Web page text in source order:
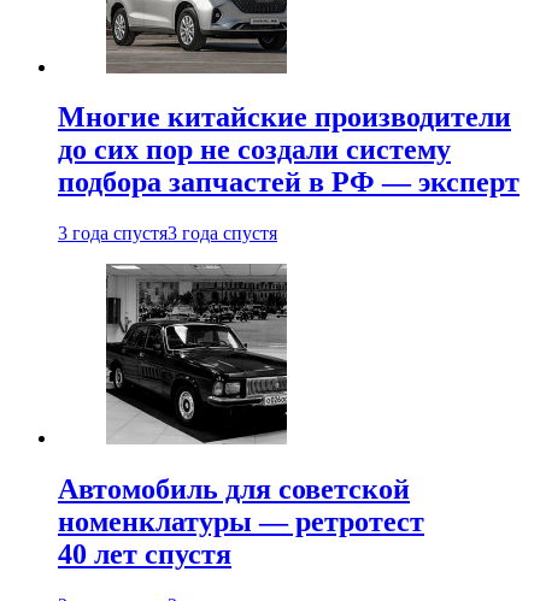
Многие китайские производители
до сих пор не создали систему
подбора запчастей в РФ — эксперт
3 года спустя3 года спустя
Автомобиль для советской
номенклатуры — ретротест
40 лет спустя